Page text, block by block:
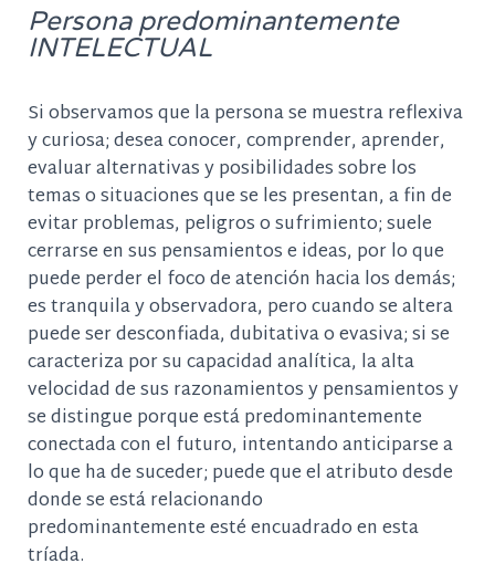
Persona predominantemente
INTELECTUAL
Si observamos que la persona se muestra reflexiva
y curiosa; desea conocer, comprender, aprender,
evaluar alternativas y posibilidades sobre los
temas o situaciones que se les presentan, a fin de
evitar problemas, peligros o sufrimiento; suele
cerrarse en sus pensamientos e ideas, por lo que
puede perder el foco de atención hacia los demás;
es tranquila y observadora, pero cuando se altera
puede ser desconfiada, dubitativa o evasiva; si se
caracteriza por su capacidad analítica, la alta
velocidad de sus razonamientos y pensamientos y
se distingue porque está predominantemente
conectada con el futuro, intentando anticiparse a
lo que ha de suceder; puede que el atributo desde
donde se está relacionando
predominantemente esté encuadrado en esta
tríada.